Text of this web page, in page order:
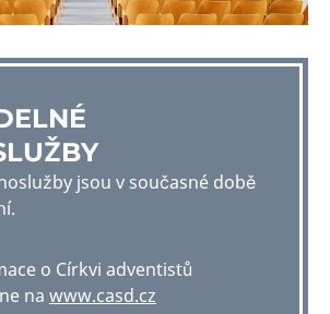
jsou v současné době
o Církvi adventistů
na www.casd.cz